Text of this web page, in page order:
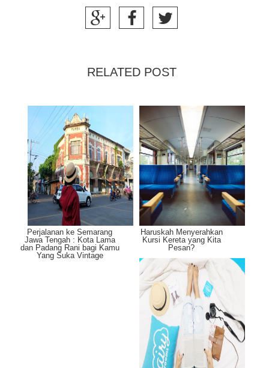
RELATED POST
Perjalanan ke Semarang
Jawa Tengah : Kota Lama
dan Padang Rani bagi Kamu
Yang Suka Vintage
Haruskah Menyerahkan
Kursi Kereta yang Kita
Pesan?